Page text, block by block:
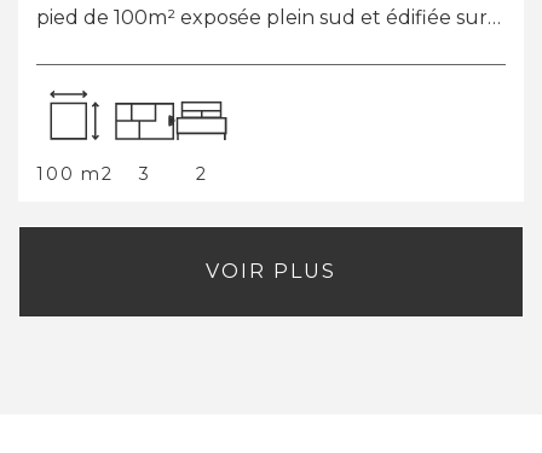
cette magnifique propriété située à Besse-sur-
157 m2 5 4
VOIR PLUS